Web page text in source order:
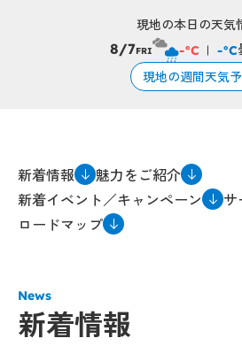
現地の本日の天気
8/7FRI -°C -°C
現地の週間天気
新着情報
魅力をご紹介
新着イベント／キャンペーン
ロードマップ
News
新着情報